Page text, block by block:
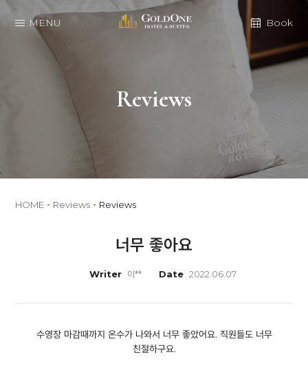
MENU Book
Reviews
HOME Reviews Reviews
너무 좋아요
Writer 이** Date 2022.06.07
수영장 마감때까지 온수가 나와서 너무 좋았어요. 직원들도 너무
친절하구요.